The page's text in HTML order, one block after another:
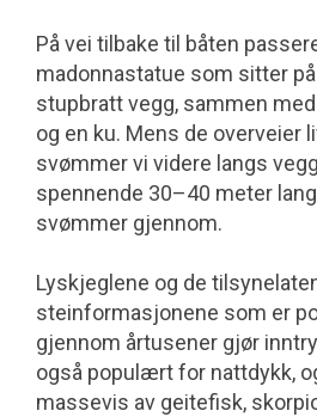
På vei tilbake til båten
madonnastatue som sitter
stupbratt vegg, sammen
og en ku. Mens de overveier
svømmer vi videre langs
spennende 30–40 meter
svømmer gjennom.
Lyskjeglene og de
steinformasjonene som er
gjennom årtusener gjør
også populært for nattdykk,
massevis av geitefisk,